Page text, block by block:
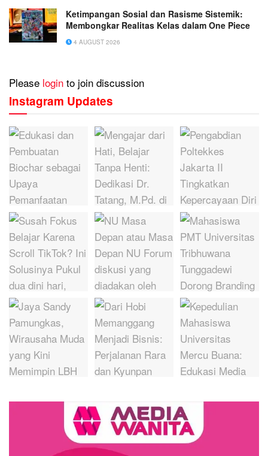
Ketimpangan Sosial dan Rasisme Sistemik:
Membongkar Realitas Kelas dalam One Piece
4 AUGUST 2026
Please login to join discussion
Instagram Updates